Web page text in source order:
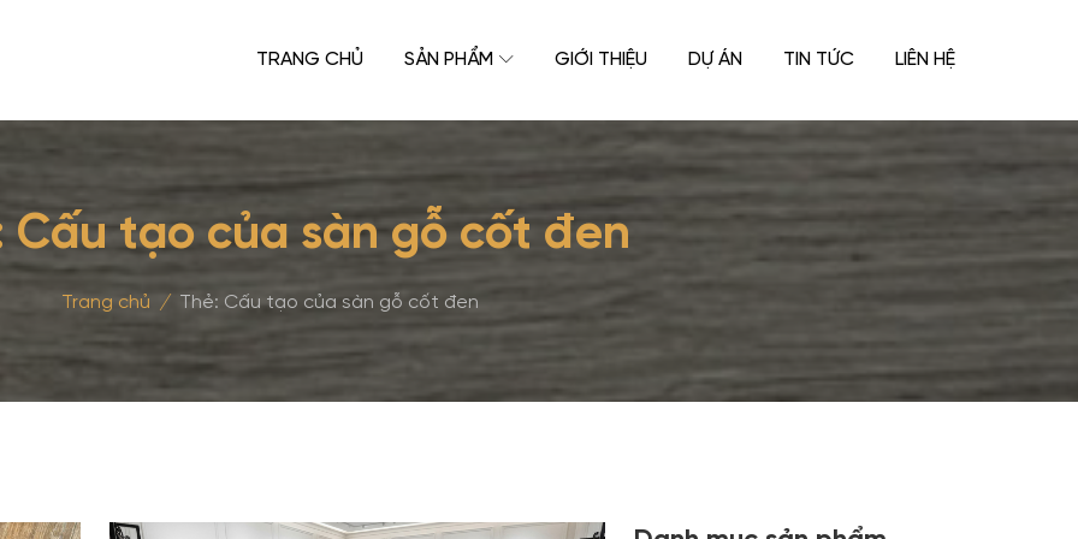
TRANG CHỦ SẢN PHẨM GIỚI THIỆU DỰ ÁN TIN TỨC LIÊN HỆ
Cấu tạo của sàn gỗ cốt đen
Trang chủ / Thẻ: Cấu tạo của sàn gỗ cốt đen